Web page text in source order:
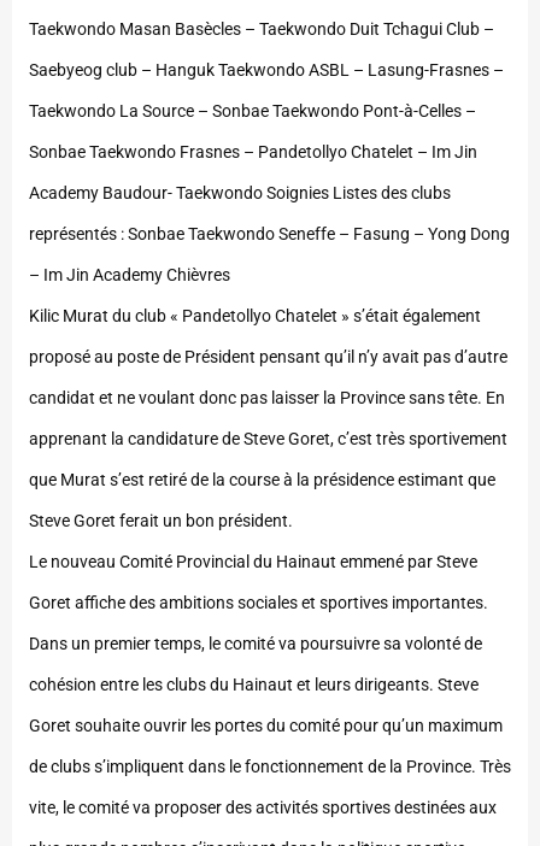
Taekwondo Masan Basècles – Taekwondo Duit Tchagui Club –
Saebyeog club – Hanguk Taekwondo ASBL – Lasung-Frasnes –
Taekwondo La Source – Sonbae Taekwondo Pont-à-Celles –
Sonbae Taekwondo Frasnes – Pandetollyo Chatelet – Im Jin
Academy Baudour- Taekwondo Soignies Listes des clubs
représentés : Sonbae Taekwondo Seneffe – Fasung – Yong Dong
– Im Jin Academy Chièvres
Kilic Murat du club « Pandetollyo Chatelet » s’était également
proposé au poste de Président pensant qu’il n’y avait pas d’autre
candidat et ne voulant donc pas laisser la Province sans tête. En
apprenant la candidature de Steve Goret, c’est très sportivement
que Murat s’est retiré de la course à la présidence estimant que
Steve Goret ferait un bon président.
Le nouveau Comité Provincial du Hainaut emmené par Steve
Goret affiche des ambitions sociales et sportives importantes.
Dans un premier temps, le comité va poursuivre sa volonté de
cohésion entre les clubs du Hainaut et leurs dirigeants. Steve
Goret souhaite ouvrir les portes du comité pour qu’un maximum
de clubs s’impliquent dans le fonctionnement de la Province. Très
vite, le comité va proposer des activités sportives destinées aux